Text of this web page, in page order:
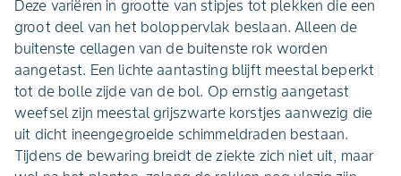
Deze variëren in grootte van stipjes tot plekken die een
groot deel van het boloppervlak beslaan. Alleen de
buitenste cellagen van de buitenste rok worden
aangetast. Een lichte aantasting blijft meestal beperkt
tot de bolle zijde van de bol. Op ernstig aangetast
weefsel zijn meestal grijszwarte korstjes aanwezig die
uit dicht ineengegroeide schimmeldraden bestaan.
Tijdens de bewaring breidt de ziekte zich niet uit, maar